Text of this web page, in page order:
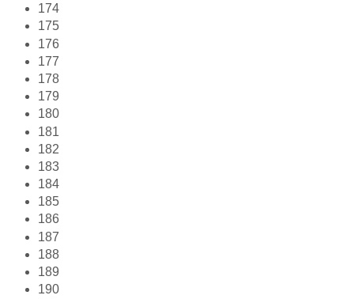
174
175
176
177
178
179
180
181
182
183
184
185
186
187
188
189
190